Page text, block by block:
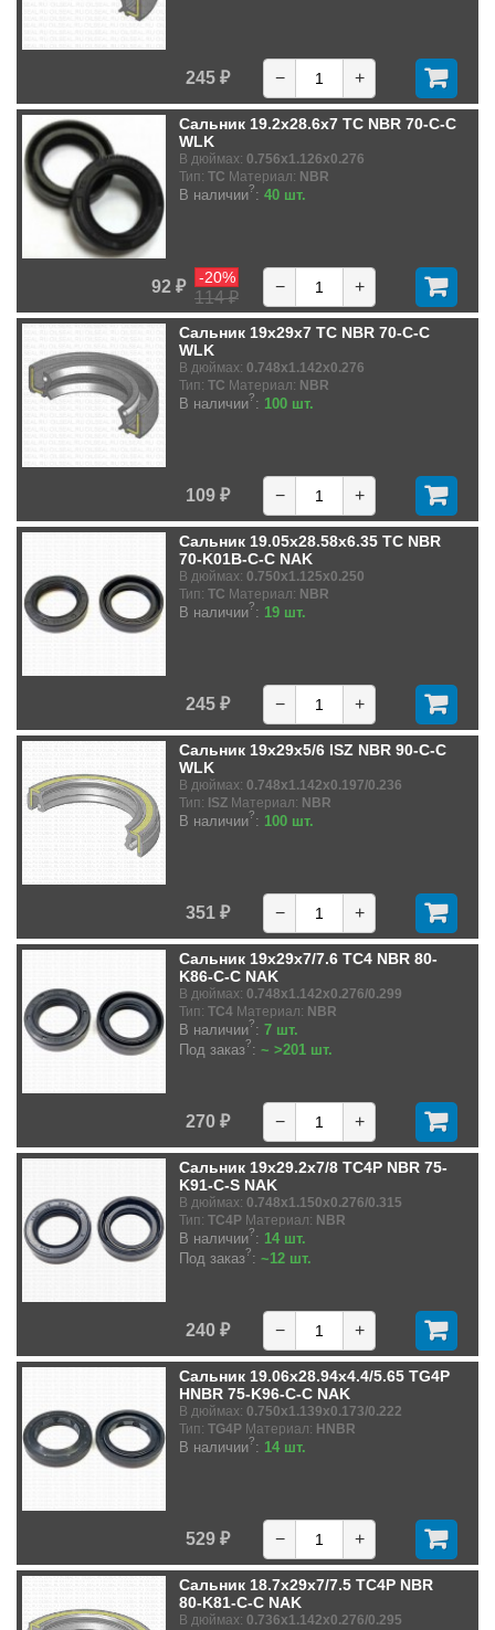
245 ₽ − +
Сальник 19.2x28.6x7 TC NBR 70-C-C
WLK
В дюймах: 0.756x1.126x0.276
Тип: TC Материал: NBR
В наличии?: 40 шт.
92 ₽
114 ₽
-20% − +
Сальник 19x29x7 TC NBR 70-C-C
WLK
В дюймах: 0.748x1.142x0.276
Тип: TC Материал: NBR
В наличии?: 100 шт.
109 ₽ − +
Сальник 19.05x28.58x6.35 TC NBR
70-K01B-C-C NAK
В дюймах: 0.750x1.125x0.250
Тип: TC Материал: NBR
В наличии?: 19 шт.
245 ₽ − +
Сальник 19x29x5/6 ISZ NBR 90-C-C
WLK
В дюймах: 0.748x1.142x0.197/0.236
Тип: ISZ Материал: NBR
В наличии?: 100 шт.
351 ₽ − +
Сальник 19x29x7/7.6 TC4 NBR 80-
K86-C-C NAK
В дюймах: 0.748x1.142x0.276/0.299
Тип: TC4 Материал: NBR
В наличии?: 7 шт.
Под заказ?: ~ >201 шт.
270 ₽ − +
Сальник 19x29.2x7/8 TC4P NBR 75-
K91-C-S NAK
В дюймах: 0.748x1.150x0.276/0.315
Тип: TC4P Материал: NBR
В наличии?: 14 шт.
Под заказ?: ~12 шт.
240 ₽ − +
Сальник 19.06x28.94x4.4/5.65 TG4P
HNBR 75-K96-C-C NAK
В дюймах: 0.750x1.139x0.173/0.222
Тип: TG4P Материал: HNBR
В наличии?: 14 шт.
529 ₽ − +
Сальник 18.7x29x7/7.5 TC4P NBR
80-K81-C-C NAK
В дюймах: 0.736x1.142x0.276/0.295